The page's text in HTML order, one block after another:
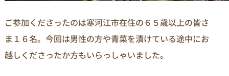
ご参加くださったのは寒河江市在住の６５歳以上の皆さ
ま１６名。今回は男性の方や青菜を漬けている途中にお
越しくださったか方もいらっしゃいました。